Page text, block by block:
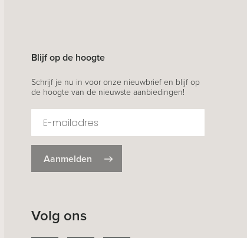
Blijf op de hoogte
Schrijf je nu in voor onze nieuwbrief en blijf op
de hoogte van de nieuwste aanbiedingen!
Aanmelden
Volg ons